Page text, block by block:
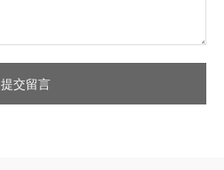
提交留言